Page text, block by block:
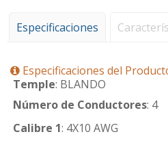
Especificaciones
Especificaciones del
Temple: BLANDO
Número de Conductores: 4
Calibre 1: 4X10 AWG